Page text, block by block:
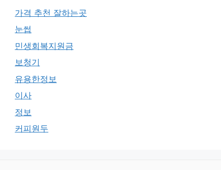
가격 추천 잘하는곳
눈썹
민생회복지원금
보청기
유용한정보
이사
정보
커피원두